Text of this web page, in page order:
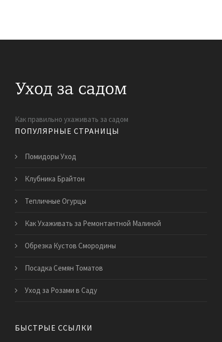
Как правильно ухаживать за садом
ПОПУЛЯРНЫЕ СТРАНИЦЫ
Помидоры Уход
Клубника Брайтон
Тепличные Огурцы
Как Ухаживать за Ремонтантной Малиной
Обрезка Кустов Смородины
Посадка Семян Томатов
Уход за Розами в Саду
БЫСТРЫЕ ССЫЛКИ